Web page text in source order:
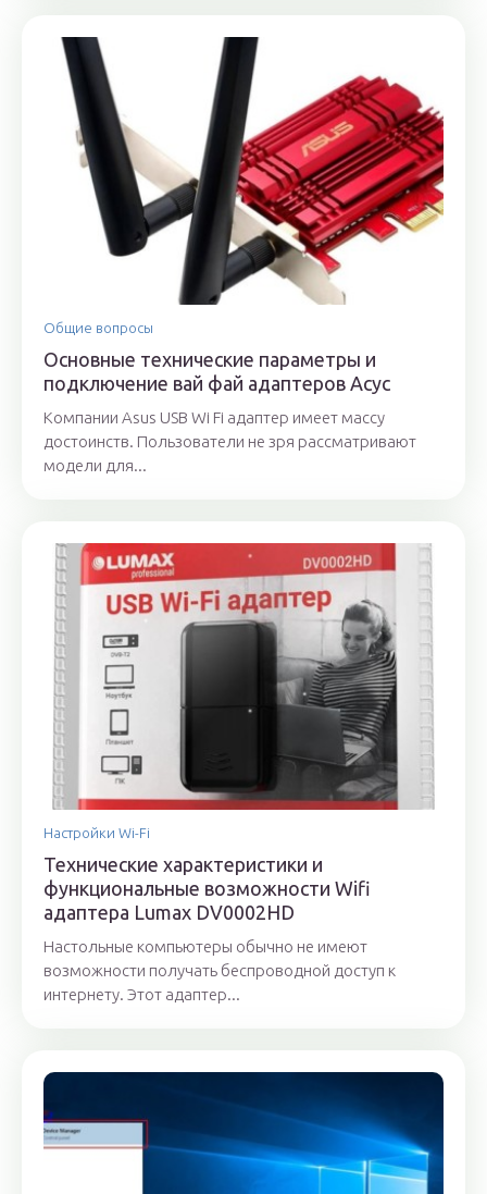
Общие вопросы
Основные технические параметры и
подключение вай фай адаптеров Асус
Компании Asus USB Wi Fi адаптер имеет массу
достоинств. Пользователи не зря рассматривают
модели для...
Настройки Wi-Fi
Технические характеристики и
функциональные возможности Wifi
адаптера Lumax DV0002HD
Настольные компьютеры обычно не имеют
возможности получать беспроводной доступ к
интернету. Этот адаптер...